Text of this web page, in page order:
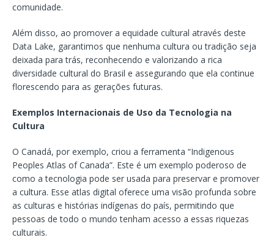
comunidade.
Além disso, ao promover a equidade cultural através deste
Data Lake, garantimos que nenhuma cultura ou tradição seja
deixada para trás, reconhecendo e valorizando a rica
diversidade cultural do Brasil e assegurando que ela continue
florescendo para as gerações futuras.
Exemplos Internacionais de Uso da Tecnologia na
Cultura
O Canadá, por exemplo, criou a ferramenta “Indigenous
Peoples Atlas of Canada”. Este é um exemplo poderoso de
como a tecnologia pode ser usada para preservar e promover
a cultura. Esse atlas digital oferece uma visão profunda sobre
as culturas e histórias indígenas do país, permitindo que
pessoas de todo o mundo tenham acesso a essas riquezas
culturais.